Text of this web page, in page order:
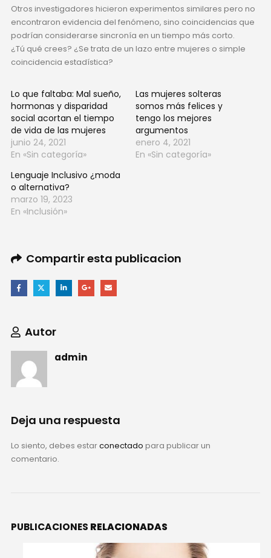
Otros investigadores hicieron experimentos similares pero no
encontraron evidencia del fenómeno, sino coincidencias que
podrían considerarse sincronía en un tiempo más corto.
¿Tú qué crees? ¿Se trata de un lazo entre mujeres o simple
coincidencia estadística?
Lo que faltaba: Mal sueño,
hormonas y disparidad
social acortan el tiempo
de vida de las mujeres
junio 24, 2021
En «Sin categoría»
Las mujeres solteras
somos más felices y
tengo los mejores
argumentos
enero 4, 2021
En «Sin categoría»
Lenguaje Inclusivo ¿moda
o alternativa?
marzo 19, 2023
En «Inclusión»
Compartir esta publicacion
Autor
admin
Deja una respuesta
Lo siento, debes estarconectado para publicar un
comentario.
PUBLICACIONES RELACIONADAS